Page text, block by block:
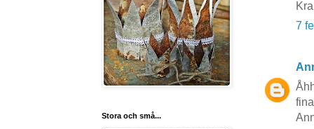
7
Stora och små...